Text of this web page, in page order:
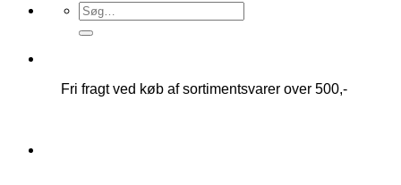
Søg
efter:
Fri fragt ved køb af sortimentsvarer over 500,-